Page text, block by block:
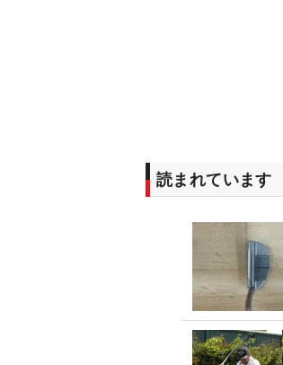
読まれています